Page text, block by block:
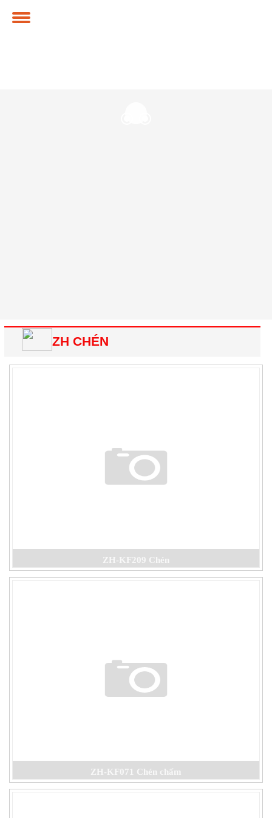
ZH CHÉN
ZH-KF209 Chén
ZH-KF071 Chén chấm